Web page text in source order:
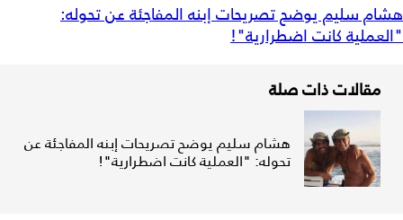
هشام سليم يوضح تصريحات إبنه المفاجئة عن تحوله:
"العملية كانت اضطرارية"!
مقالات ذات صلة
هشام سليم يوضح تصريحات إبنه المفاجئة عن
تحوله: "العملية كانت اضطرارية"!